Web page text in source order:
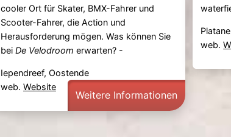
cooler Ort für Skater, BMX-Fahrer und
Scooter-Fahrer, die Action und
Herausforderung mögen. Was können Sie
bei De Velodroom erwarten? -
Iependreef, Oostende
web. Website
Weitere Informationen
web.